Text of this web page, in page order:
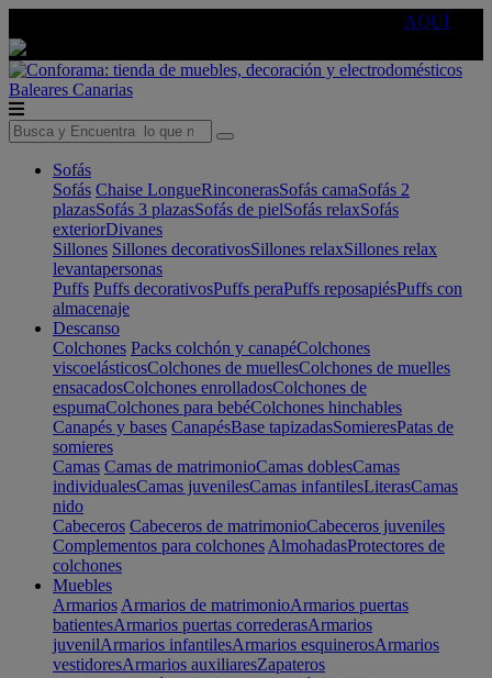
AQUÍ
Baleares Canarias
Sofás
Sofás Chaise LongueRinconerasSofás camaSofás 2
plazasSofás 3 plazasSofás de pielSofás relaxSofás
exteriorDivanes
Sillones Sillones decorativosSillones relaxSillones relax
levantapersonas
Puffs Puffs decorativosPuffs peraPuffs reposapiésPuffs con
almacenaje
Descanso
Colchones Packs colchón y canapéColchones
viscoelásticosColchones de muellesColchones de muelles
ensacadosColchones enrolladosColchones de
espumaColchones para bebéColchones hinchables
Canapés y bases CanapésBase tapizadasSomieresPatas de
somieres
Camas Camas de matrimonioCamas doblesCamas
individualesCamas juvenilesCamas infantilesLiterasCamas
nido
Cabeceros Cabeceros de matrimonioCabeceros juveniles
Complementos para colchones AlmohadasProtectores de
colchones
Muebles
Armarios Armarios de matrimonioArmarios puertas
batientesArmarios puertas correderasArmarios
juvenilArmarios infantilesArmarios esquinerosArmarios
vestidoresArmarios auxiliaresZapateros